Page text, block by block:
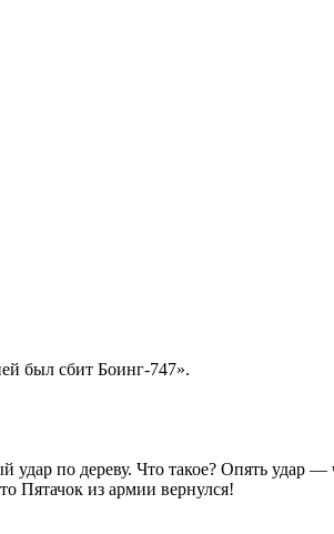
был сбит Боинг-747».
удар по дереву. Что такое? Опять
Пятачок из армии вернулся!